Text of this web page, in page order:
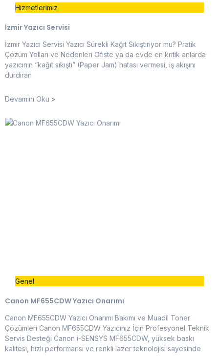
Hizmetlerimiz
İzmir Yazıcı Servisi
İzmir Yazıcı Servisi Yazıcı Sürekli Kağıt Sıkıştırıyor mu? Pratik
Çözüm Yolları ve Nedenleri Ofiste ya da evde en kritik anlarda
yazıcının “kağıt sıkıştı” (Paper Jam) hatası vermesi, iş akışını
durdıran
Devamını Oku »
Genel
Canon MF655CDW Yazıcı Onarımı
Canon MF655CDW Yazıcı Onarımı Bakımı ve Muadil Toner
Çözümleri Canon MF655CDW Yazıcınız İçin Profesyonel Teknik
Servis Desteği Canon i-SENSYS MF655CDW, yüksek baskı
kalitesi, hızlı performansı ve renkli lazer teknolojisi sayesinde